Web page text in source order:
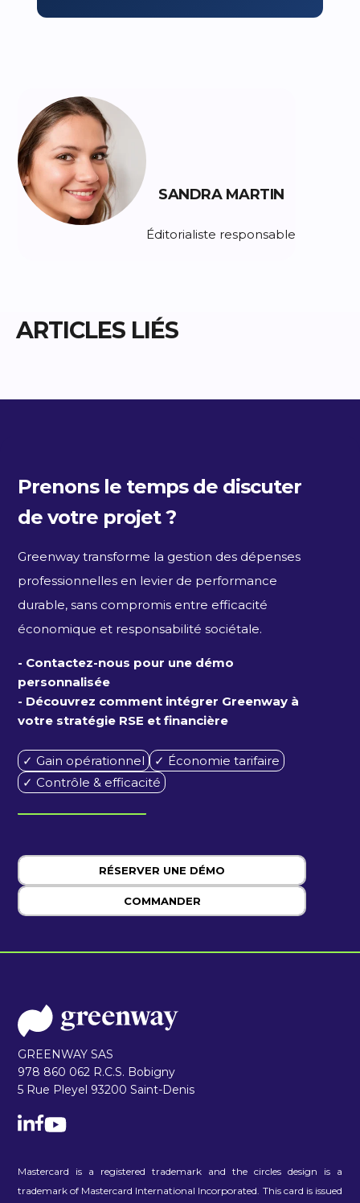
SANDRA MARTIN
Éditorialiste responsable
ARTICLES LIÉS
Prenons le temps de discuter
de votre projet ?
Greenway transforme la gestion des dépenses
professionnelles en levier de performance
durable, sans compromis entre efficacité
économique et responsabilité sociétale.
- Contactez-nous pour une démo
personnalisée
- Découvrez comment intégrer Greenway à
votre stratégie RSE et financière
✓ Gain opérationnel
✓ Économie tarifaire
✓ Contrôle & efficacité
RÉSERVER UNE DÉMO
COMMANDER
GREENWAY SAS
978 860 062 R.C.S. Bobigny
5 Rue Pleyel 93200 Saint-Denis
Mastercard is a registered trademark and the circles design is a
trademark of Mastercard International Incorporated. This card is issued